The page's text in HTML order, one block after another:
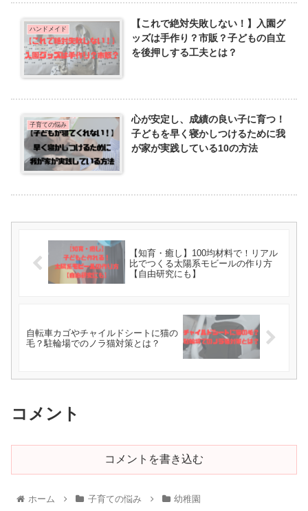
ハンドメイド
【これで絶対失敗しない！】入園グ
ッズは手作り？市販？子どもの自立
を後押しする工夫とは？
子育ての悩み
心が安定し、成績の良い子に育つ！
子どもを早く寝かしつけるために我
が家が実践している10の方法
【知育・癒し】100均材料で！リアル
比でつくる太陽系モビールの作り方
【自由研究にも】
自転車カゴやチャイルドシートに猫の
毛？駐輪場でのノラ猫対策とは？
コメント
コメントを書き込む
ホーム 子育ての悩み 幼稚園